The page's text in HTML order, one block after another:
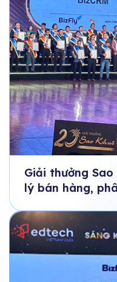
Giải thưởng
lý bán hàng,